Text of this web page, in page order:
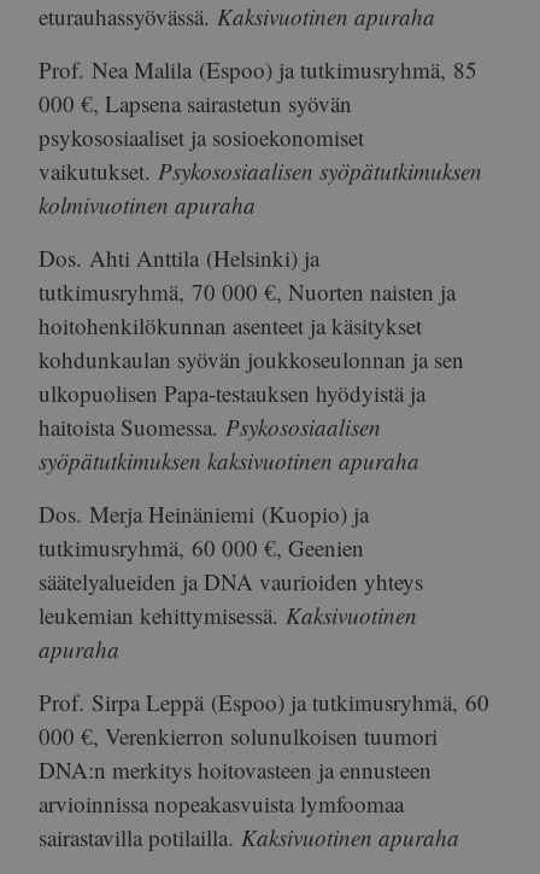
eturauhassyövässä. Kaksivuotinen apuraha
Prof. Nea Malila (Espoo) ja tutkimusryhmä, 85
000 €, Lapsena sairastetun syövän
psykososiaaliset ja sosioekonomiset
vaikutukset. Psykososiaalisen syöpätutkimuksen
kolmivuotinen apuraha
Dos. Ahti Anttila (Helsinki) ja
tutkimusryhmä, 70 000 €, Nuorten naisten ja
hoitohenkilökunnan asenteet ja käsitykset
kohdunkaulan syövän joukkoseulonnan ja sen
ulkopuolisen Papa-testauksen hyödyistä ja
haitoista Suomessa. Psykososiaalisen
syöpätutkimuksen kaksivuotinen apuraha
Dos. Merja Heinäniemi (Kuopio) ja
tutkimusryhmä, 60 000 €, Geenien
säätelyalueiden ja DNA vaurioiden yhteys
leukemian kehittymisessä. Kaksivuotinen
apuraha
Prof. Sirpa Leppä (Espoo) ja tutkimusryhmä, 60
000 €, Verenkierron solunulkoisen tuumori
DNA:n merkitys hoitovasteen ja ennusteen
arvioinnissa nopeakasvuista lymfoomaa
sairastavilla potilailla. Kaksivuotinen apuraha